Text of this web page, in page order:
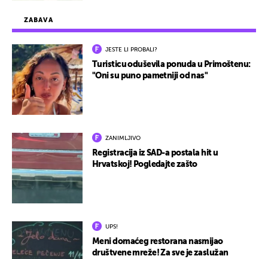
ZABAVA
JESTE LI PROBALI?
Turisticu oduševila ponuda u Primoštenu:
"Oni su puno pametniji od nas"
ZANIMLJIVO
Registracija iz SAD-a postala hit u
Hrvatskoj! Pogledajte zašto
UPS!
Meni domaćeg restorana nasmijao
društvene mreže! Za sve je zaslužan